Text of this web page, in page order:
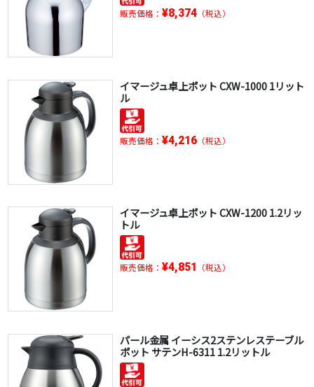
販売価格： ¥8,374（税込）
イマージュ卓上ポット CXW-1000 1リット
ル
販売価格： ¥4,216（税込）
イマージュ卓上ポット CXW-1200 1.2リッ
トル
販売価格： ¥4,851 （税込）
パール金属 イーシス2ステンレステーブル
ポット サテンH-6311 1.2リットル